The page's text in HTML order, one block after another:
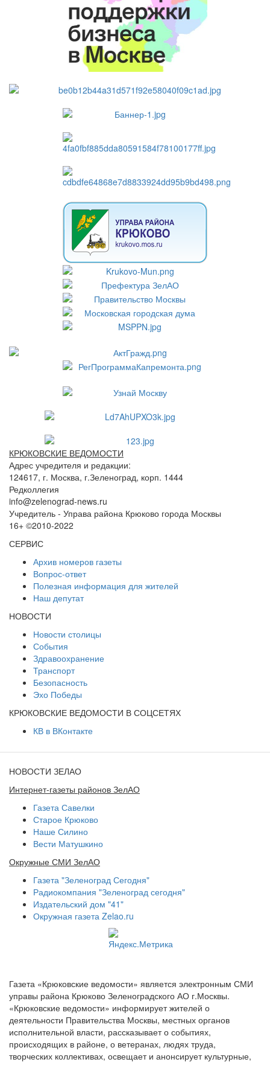
КРЮКОВСКИЕ ВЕДОМОСТИ
Адрес учредителя и редакции:
124617, г. Москва, г.Зеленоград, корп. 1444
Редколлегия
info@zelenograd-news.ru
Учредитель - Управа района Крюково города Москвы
16+ ©2010-2022
СЕРВИС
Архив номеров газеты
Вопрос-ответ
Полезная информация для жителей
Наш депутат
НОВОСТИ
Новости столицы
События
Здравоохранение
Транспорт
Безопасность
Эхо Победы
КРЮКОВСКИЕ ВЕДОМОСТИ В СОЦСЕТЯХ
КВ в ВКонтакте
НОВОСТИ ЗЕЛАО
Интернет-газеты районов ЗелАО
Газета Савелки
Старое Крюково
Наше Силино
Вести Матушкино
Окружные СМИ ЗелАО
Газета "Зеленоград Сегодня"
Радиокомпания "Зеленоград сегодня"
Издательский дом "41"
Окружная газета Zelao.ru
Газета «Крюковские ведомости» является электронным СМИ
управы района Крюково Зеленоградского АО г.Москвы.
«Крюковские ведомости» информирует жителей о
деятельности Правительства Москвы, местных органов
исполнительной власти, рассказывает о событиях,
происходящих в районе, о ветеранах, людях труда,
творческих коллективах, освещает и анонсирует культурные,